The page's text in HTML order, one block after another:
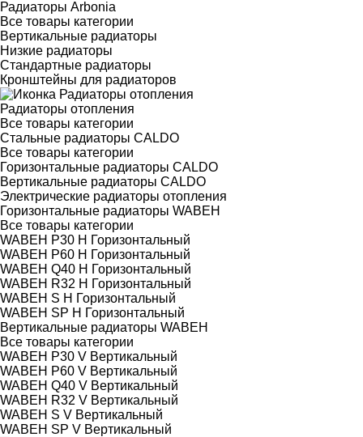
Радиаторы Arbonia
Все товары категории
Вертикальные радиаторы
Низкие радиаторы
Стандартные радиаторы
Кронштейны для радиаторов
Радиаторы отопления
Все товары категории
Стальные радиаторы CALDO
Все товары категории
Горизонтальные радиаторы CALDO
Вертикальные радиаторы CALDO
Электрические радиаторы отопления
Горизонтальные радиаторы WABEH
Все товары категории
WABEH P30 H Горизонтальный
WABEH P60 H Горизонтальный
WABEH Q40 H Горизонтальный
WABEH R32 H Горизонтальный
WABEH S H Горизонтальный
WABEH SP H Горизонтальный
Вертикальные радиаторы WABEH
Все товары категории
WABEH P30 V Вертикальный
WABEH P60 V Вертикальный
WABEH Q40 V Вертикальный
WABEH R32 V Вертикальный
WABEH S V Вертикальный
WABEH SP V Вертикальный